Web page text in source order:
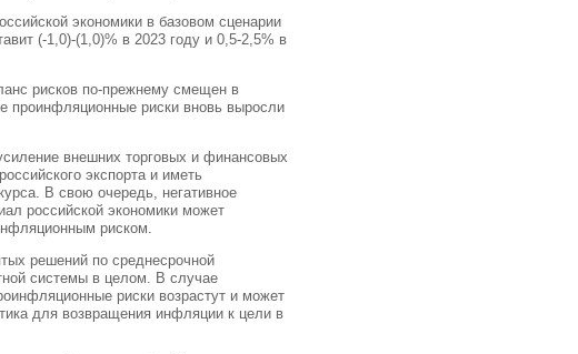
экономики в базовом сценарии
(-1,0)-(1,0)% в 2023 году и 0,5-2,5% в
рисков по-прежнему смещен в
проинфляционные риски вновь выросли
внешних торговых и финансовых
экспорта и иметь
В свою очередь, негативное
российской экономики может
риском.
решений по среднесрочной
системы в целом. В случае
риски возрастут и может
для возвращения инфляции к цели в